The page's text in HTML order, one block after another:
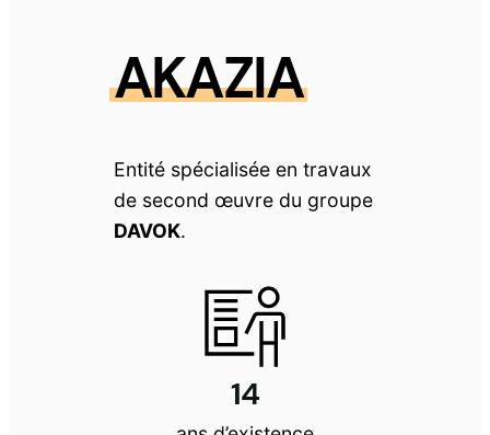
AKAZIA
Entité spécialisée en travaux
de second œuvre du groupe
DAVOK.
14